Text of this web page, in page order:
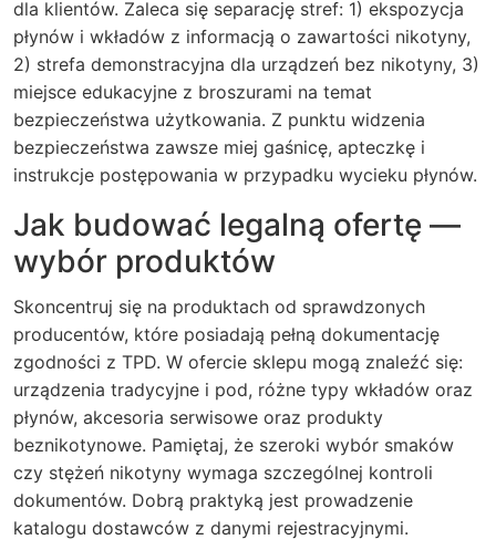
dla klientów. Zaleca się separację stref: 1) ekspozycja
płynów i wkładów z informacją o zawartości nikotyny,
2) strefa demonstracyjna dla urządzeń bez nikotyny, 3)
miejsce edukacyjne z broszurami na temat
bezpieczeństwa użytkowania. Z punktu widzenia
bezpieczeństwa zawsze miej gaśnicę, apteczkę i
instrukcje postępowania w przypadku wycieku płynów.
Jak budować legalną ofertę —
wybór produktów
Skoncentruj się na produktach od sprawdzonych
producentów, które posiadają pełną dokumentację
zgodności z TPD. W ofercie sklepu mogą znaleźć się:
urządzenia tradycyjne i pod, różne typy wkładów oraz
płynów, akcesoria serwisowe oraz produkty
beznikotynowe. Pamiętaj, że szeroki wybór smaków
czy stężeń nikotyny wymaga szczególnej kontroli
dokumentów. Dobrą praktyką jest prowadzenie
katalogu dostawców z danymi rejestracyjnymi.